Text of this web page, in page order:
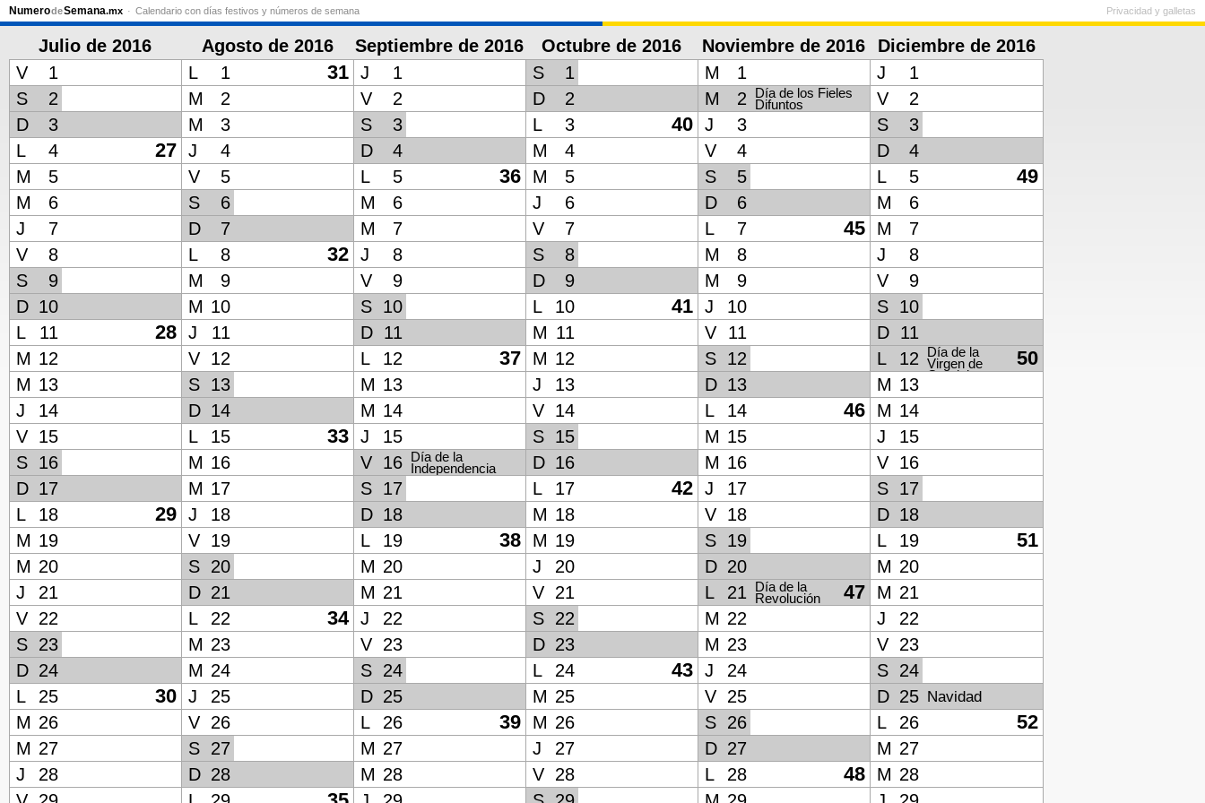
NumerodeSemana.mx Calendario con días festivos y números de semana Privacidad y galletas
Julio de 2016 Agosto de 2016 Septiembre de 2016 Octubre de 2016 Noviembre de 2016
Diciembre de 2016
V
1 L 1 31 J 1 S 1 M 1 J
1
S
2 M 2 V 2 D 2 M 2 Día de los Fieles
Difuntos V
2
D
3 M 3 S 3 L 3 40 J 3 S
3
L
4 27 J 4 D 4 M 4 V 4 D
4
M
5 V 5 L 5 36 M 5 S 5 L 5 49
M 6 S 6 M 6 J 6 D 6 M
6
J
7 D 7 M 7 V 7 L 7 45 M
7
V
8 L 8 32 J 8 S 8 M 8 J
8
S
9 M 9 V 9 D 9 M 9 V
9
D 10 M 10 S 10 L 10 41 J 10 S
10
L
11 28 J 11 D 11 M 11 V 11 D
11
M 12 V 12 L 12 37 M 12 S 12 L 12 50
Día de la
Virgen de
Guadalupe
M 13 S 13 M 13 J 13 D 13 M 13
J
14 D 14 M 14 V 14 L 14 46 M 14
V
15 L 15 33 J 15 S 15 M 15 J
15
S
16 M 16 V 16 Día de la
Independencia D 16 M 16 V
16
D 17 M 17 S 17 L 17 42 J 17 S
17
L
18 29 J 18 D 18 M 18 V 18 D 18
M 19 V 19 L 19 38 M 19 S 19 L 19 51
M 20 S 20 M 20 J 20 D 20 M 20
J
21 D 21 M 21 V 21 L 21 47
Día de la
Revolución M 21
V
22 L 22 34 J 22 S 22 M 22 J
22
S
23 M 23 V 23 D 23 M 23 V
23
D 24 M 24 S 24 L 24 43 J 24 S
24
L
25 30 J 25 D 25 M 25 V 25 D 25 Navidad
M 26 V 26 L 26 39 M 26 S 26 L 26 52
M 27 S 27 M 27 J 27 D 27 M 27
J
28 D 28 M 28 V 28 L 28 48 M 28